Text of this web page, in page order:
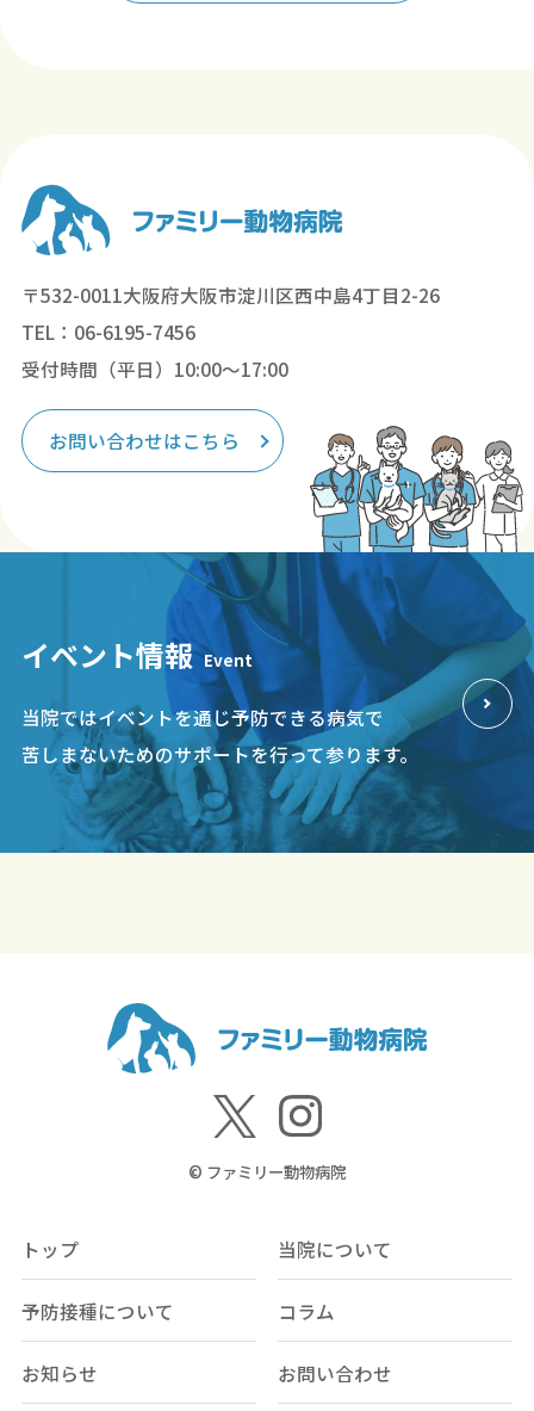
〒532-0011大阪府大阪市淀川区西中島4丁目2-26
TEL：06-6195-7456
受付時間（平日）10:00～17:00
お問い合わせはこちら
イベント情報 Event
当院ではイベントを通じ予防できる病気で
苦しまないためのサポートを行って参ります。
© ファミリー動物病院
トップ 当院について
予防接種について コラム
お知らせ お問い合わせ